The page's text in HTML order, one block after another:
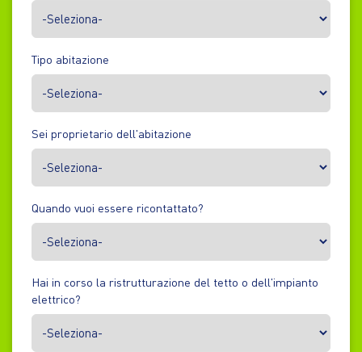
Tipo abitazione
Sei proprietario dell'abitazione
Quando vuoi essere ricontattato?
Hai in corso la ristrutturazione del tetto o dell'impianto
elettrico?